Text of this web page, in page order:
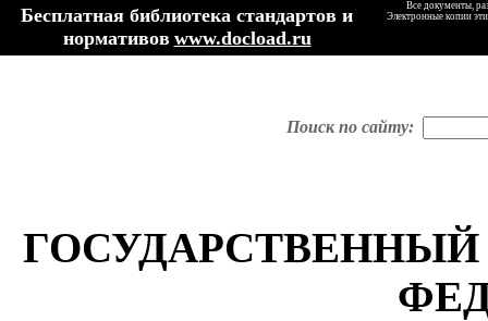
Бесплатная библиотека стандартов и
нормативов www.docload.ru
Все документы,
Электронные копии
Поиск по сайту: